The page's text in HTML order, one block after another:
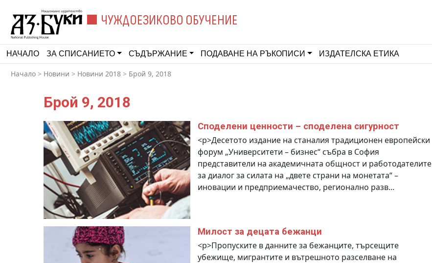
ЧУЖДОЕЗИКОВО ОБУЧЕНИЕ
НАЧАЛО ЗА СПИСАНИЕТО СЪДЪРЖАНИЕ ПОДАВАНЕ НА РЪКОПИСИ ИЗДАТЕЛСКА ЕТИКА
Начало > Новини > Новини 2018 > Брой 9, 2018
Брой 9, 2018
Споделени ценности – споделена сигурност
<p>Десетото издание на станалия традиционен европейски
форум „Университети – бизнес“ събра в София
представители на академичната общност и работодателите
за диалог за силата на „двете страни на монетата“ –
иновации и предприемачество, регионално разв...
Милост за децата бежанци
<p>Пропуските в данните за бежанците, търсещите
убежище, мигрантите и вътрешното разселване на